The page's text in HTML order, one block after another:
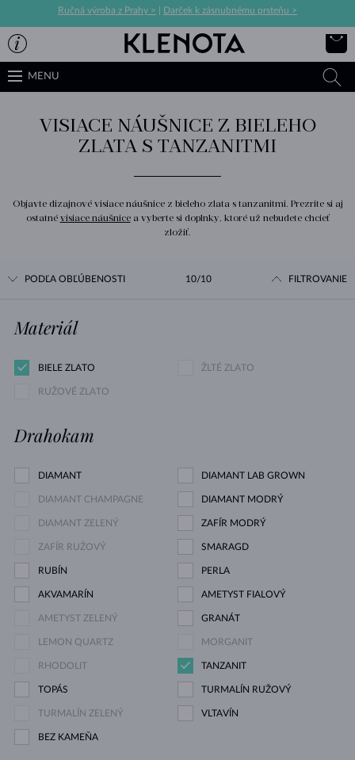
Ručná výroba z Prahy > Darček k zásnubnému prsteňu >
MENU
VISIACE NÁUŠNICE Z BIELEHO
ZLATA S TANZANITMI
Objavte dizajnové visiace náušnice z bieleho zlata s tanzanitmi. Prezrite si aj
ostatné visiace náušnicea vyberte si doplnky, ktoré už nebudete chcieť
zložiť.
PODĽA OBĽÚBENOSTI 10/10 FILTROVANIE
Materiál
BIELE ZLATO ŽLTÉ ZLATO
RUŽOVÉ ZLATO
Drahokam
DIAMANT DIAMANT LAB GROWN
DIAMANT CHAMPAGNE DIAMANT MODRÝ
DIAMANT ZELENÝ ZAFÍR MODRÝ
ZAFÍR RUŽOVÝ SMARAGD
RUBÍN PERLA
AKVAMARÍN AMETYST FIALOVÝ
AMETYST ZELENÝ GRANÁT
LEMON QUARTZ MORGANIT
RHODOLIT TANZANIT
TOPÁS TURMALÍN RUŽOVÝ
TURMALÍN ZELENÝ VLTAVÍN
BEZ KAMEŇA